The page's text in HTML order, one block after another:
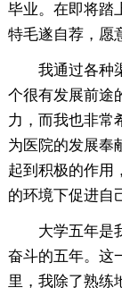
毕业。在即将踏
特毛遂自荐，愿
我通过各种
个很有发展前途
力，而我也非常
为医院的发展奉
起到积极的作用
的环境下促进自
大学五年是
奋斗的五年。这
里，我除了熟练